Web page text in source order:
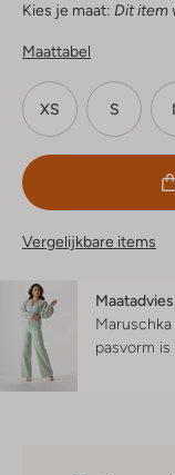
Kies je maat: Dit item
Maattabel
XS S
Vergelijkbare items
Maatadvies
pasvorm is